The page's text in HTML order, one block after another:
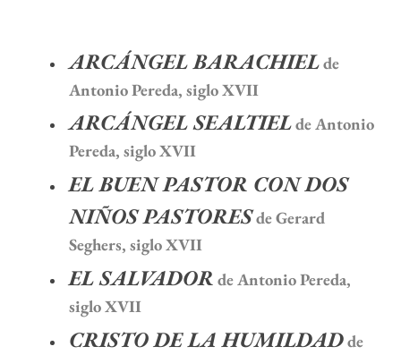
ARCÁNGEL BARACHIELde
Antonio Pereda, siglo XVII
ARCÁNGEL SEALTIELde Antonio
Pereda, siglo XVII
EL BUEN PASTOR CON DOS
NIÑOS PASTORESde Gerard
Seghers, siglo XVII
EL SALVADOR de Antonio Pereda,
siglo XVII
CRISTO DE LA HUMILDADde